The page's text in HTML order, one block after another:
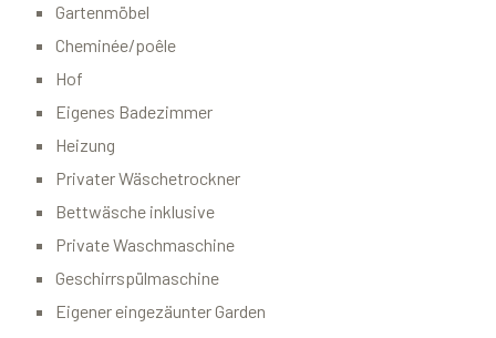
Gartenmöbel
Cheminée/poêle
Hof
Eigenes Badezimmer
Heizung
Privater Wäschetrockner
Bettwäsche inklusive
Private Waschmaschine
Geschirrspülmaschine
Eigener eingezäunter Garden